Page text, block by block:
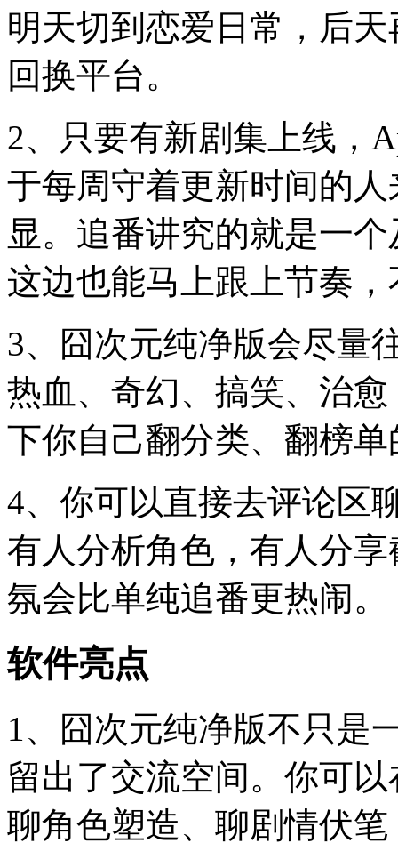
明天切到恋爱日常，后
回换平台。
2、只要有新剧集上线，
于每周守着更新时间的
显。追番讲究的就是一
这边也能马上跟上节奏
3、囧次元纯净版会尽量
热血、奇幻、搞笑、治
下你自己翻分类、翻榜
4、你可以直接去评论区
有人分析角色，有人分
氛会比单纯追番更热闹。
软件亮点
1、囧次元纯净版不只是
留出了交流空间。你可
聊角色塑造、聊剧情伏